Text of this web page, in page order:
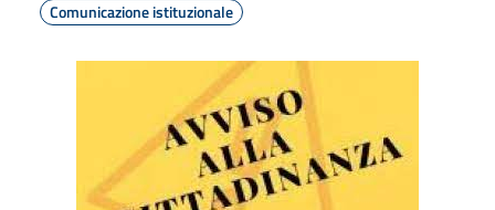
Comunicazione istituzionale